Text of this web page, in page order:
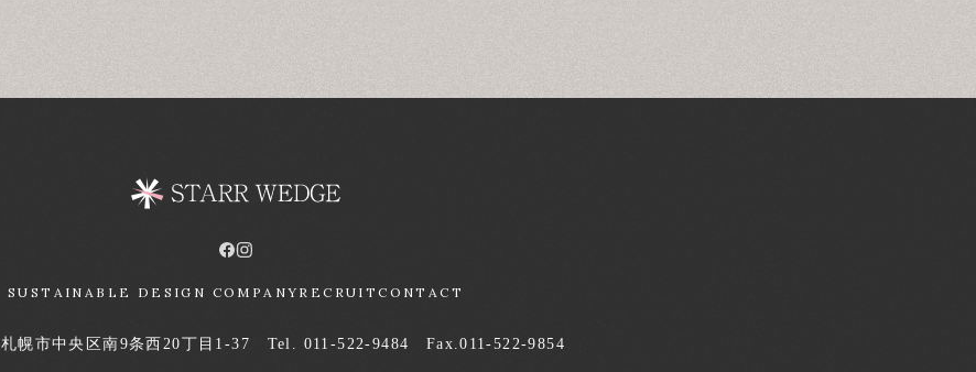
SUSTAINABLE DESIGN COMPANYRECRUITCONTACT
札幌市中央区南9条西20丁目1-37 Tel. 011-522-9484 Fax.011-522-9854